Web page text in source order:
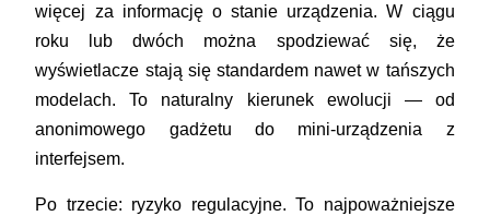
więcej za informację o stanie urządzenia. W ciągu
roku lub dwóch można spodziewać się, że
wyświetlacze stają się standardem nawet w tańszych
modelach. To naturalny kierunek ewolucji — od
anonimowego gadżetu do mini-urządzenia z
interfejsem.
Po trzecie: ryzyko regulacyjne. To najpoważniejsze